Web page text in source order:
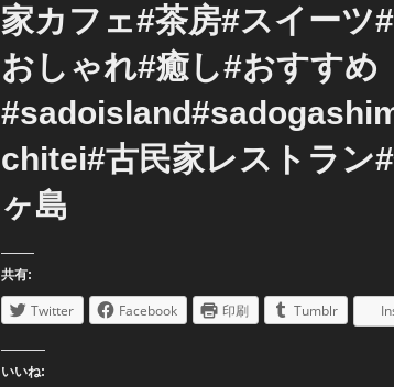
家カフェ#茶房#スイーツ
おしゃれ#癒し#おすすめ
chitei#古民家レストラン
ヶ島
共有:
Twitter Facebook 印刷 Tumblr
いいね: